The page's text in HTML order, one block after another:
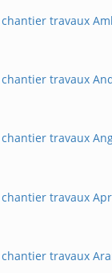
chantier travaux
chantier travaux
chantier travaux
chantier travaux
travaux